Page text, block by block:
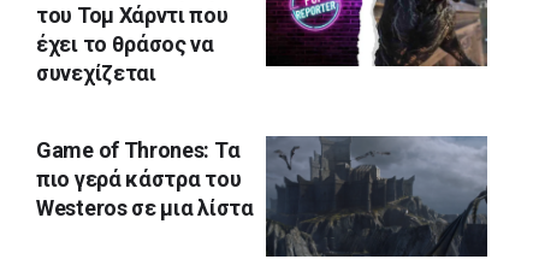
του Τομ Χάρντι που
έχει το θράσος να
συνεχίζεται
Game of Thrones: Τα
πιο γερά κάστρα του
Westeros σε μια λίστα